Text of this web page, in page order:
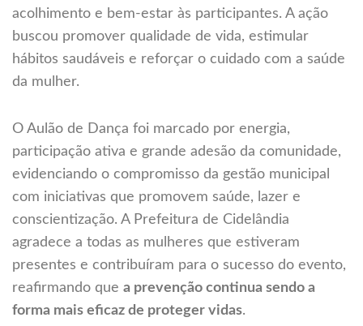
acolhimento e bem-estar às participantes. A ação
buscou promover qualidade de vida, estimular
hábitos saudáveis e reforçar o cuidado com a saúde
da mulher.
O Aulão de Dança foi marcado por energia,
participação ativa e grande adesão da comunidade,
evidenciando o compromisso da gestão municipal
com iniciativas que promovem saúde, lazer e
conscientização. A Prefeitura de Cidelândia
agradece a todas as mulheres que estiveram
presentes e contribuíram para o sucesso do evento,
reafirmando que a prevenção continua sendo a
forma mais eficaz de proteger vidas.